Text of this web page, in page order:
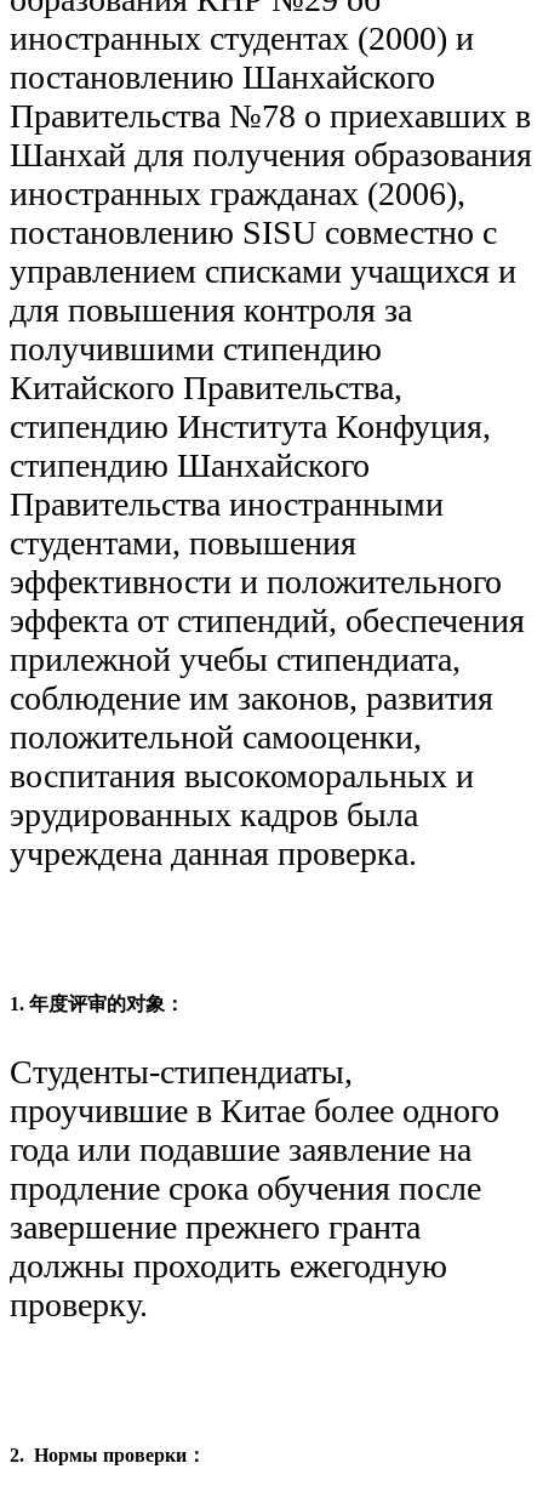
иностранных студентах (2000) и
постановлению Шанхайского
Правительства №78 о приехавших в
Шанхай для получения образования
иностранных гражданах (2006),
постановлению SISU совместно с
управлением списками учащихся и
для повышения контроля за
получившими стипендию
Китайского Правительства,
стипендию Института Конфуция,
стипендию Шанхайского
Правительства иностранными
студентами, повышения
эффективности и положительного
эффекта от стипендий, обеспечения
прилежной учебы стипендиата,
соблюдение им законов, развития
положительной самооценки,
воспитания высокоморальных и
эрудированных кадров была
учреждена данная проверка.
1. 年度评审的对象：
Студенты-стипендиаты,
проучившие в Китае более одного
года или подавшие заявление на
продление срока обучения после
завершение прежнего гранта
должны проходить ежегодную
проверку.
2. Нормы проверки：